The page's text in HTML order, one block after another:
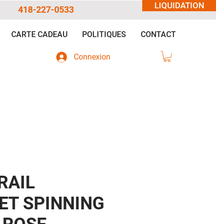
LIQUIDATION
418-227-0533
CARTE CADEAU POLITIQUES CONTACT
Connexion
SPINNING